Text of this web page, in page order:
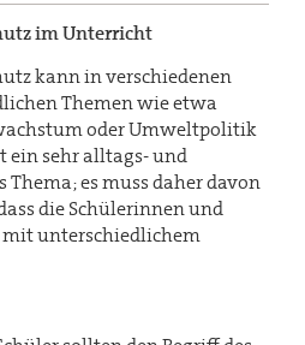
im Unterricht
kann in verschiedenen
Themen wie etwa
oder Umweltpolitik
ein sehr alltags- und
es muss daher davon
die Schülerinnen und
mit unterschiedlichem